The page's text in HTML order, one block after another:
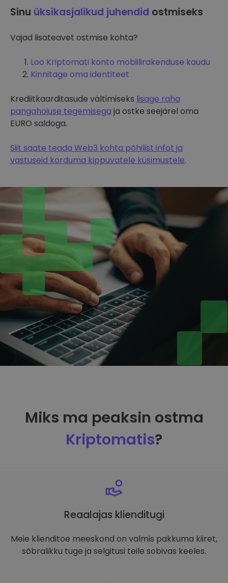
Sinu üksikasjalikud juhendid ostmiseks
Vajad lisateavet ostmise kohta?
Loo Kriptomati konto mobiilirakenduse kaudu
Kinnitage oma identiteet
Krediitkaarditasude vältimiseks lisage raha
pangahoiuse tegemisega ja ostke seejärel oma
EURO saldoga.
Siit saate teada Web3 kohta põhilist infot ja
vastuseid korduma kippuvatele küsimustele.
Miks ma peaksin ostma
Kriptomatis?
Reaalajas klienditugi
Meie klienditoe meeskond on valmis pakkuma kiiret,
sõbralikku tuge ja selgitusi teile sobivas keeles.